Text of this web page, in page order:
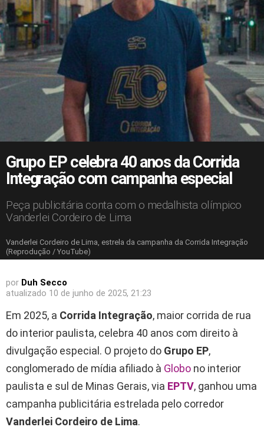
Grupo EP celebra 40 anos da Corrida
Integração com campanha especial
Peça publicitária conta com o medalhista olímpico
Vanderlei Cordeiro de Lima
Vanderlei Cordeiro de Lima, estrela da campanha da Corrida Integração
(Reprodução / YouTube)
por Duh Secco
atualizado 10 de junho de 2025, 21:23
Em 2025, a Corrida Integração, maior corrida de rua
do interior paulista, celebra 40 anos com direito à
divulgação especial. O projeto do Grupo EP,
conglomerado de mídia afiliado à Globo no interior
paulista e sul de Minas Gerais, via EPTV, ganhou uma
campanha publicitária estrelada pelo corredor
Vanderlei Cordeiro de Lima.